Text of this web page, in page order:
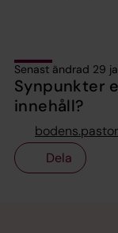
Senast ändrad 29
Synpunkter
innehåll?
Dela